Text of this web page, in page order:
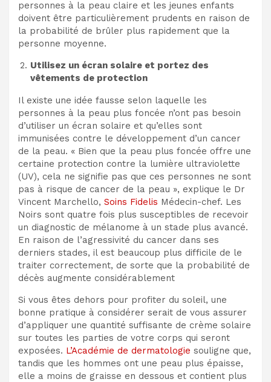
personnes à la peau claire et les jeunes enfants
doivent être particulièrement prudents en raison de
la probabilité de brûler plus rapidement que la
personne moyenne.
Utilisez un écran solaire et portez des
vêtements de protection
Il existe une idée fausse selon laquelle les
personnes à la peau plus foncée n’ont pas besoin
d’utiliser un écran solaire et qu’elles sont
immunisées contre le développement d’un cancer
de la peau. « Bien que la peau plus foncée offre une
certaine protection contre la lumière ultraviolette
(UV), cela ne signifie pas que ces personnes ne sont
pas à risque de cancer de la peau », explique le Dr
Vincent Marchello, Soins Fidelis Médecin-chef. Les
Noirs sont quatre fois plus susceptibles de recevoir
un diagnostic de mélanome à un stade plus avancé.
En raison de l’agressivité du cancer dans ses
derniers stades, il est beaucoup plus difficile de le
traiter correctement, de sorte que la probabilité de
décès augmente considérablement
Si vous êtes dehors pour profiter du soleil, une
bonne pratique à considérer serait de vous assurer
d’appliquer une quantité suffisante de crème solaire
sur toutes les parties de votre corps qui seront
exposées. L’Académie de dermatologie souligne que,
tandis que les hommes ont une peau plus épaisse,
elle a moins de graisse en dessous et contient plus